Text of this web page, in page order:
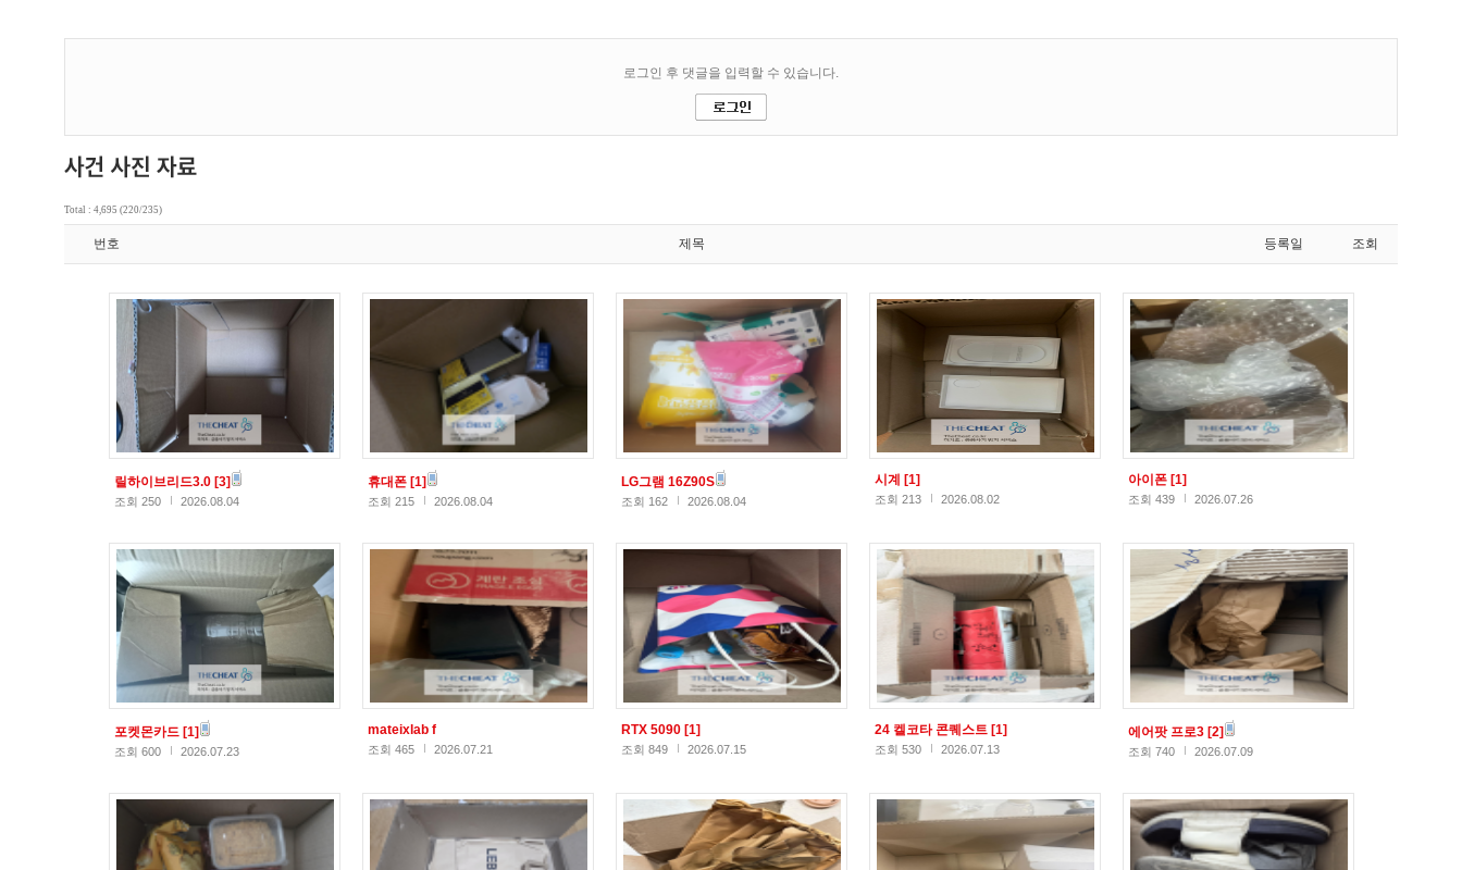
Total : 4,695 (220/235)
번호 제목 등록일 조회
릴하이브리드3.0 [3]
조회 250 2026.08.04
휴대폰 [1]
조회 215 2026.08.04
LG그램 16Z90S
조회 162 2026.08.04
시계 [1]
조회 213 2026.08.02
아이폰 [1]
조회 439 2026.07.26
포켓몬카드 [1]
조회 600 2026.07.23
mateixlab f
조회 465 2026.07.21
RTX 5090 [1]
조회 849 2026.07.15
24 켈코타 콘퀘스트 [1]
조회 530 2026.07.13
에어팟 프로3 [2]
조회 740 2026.07.09